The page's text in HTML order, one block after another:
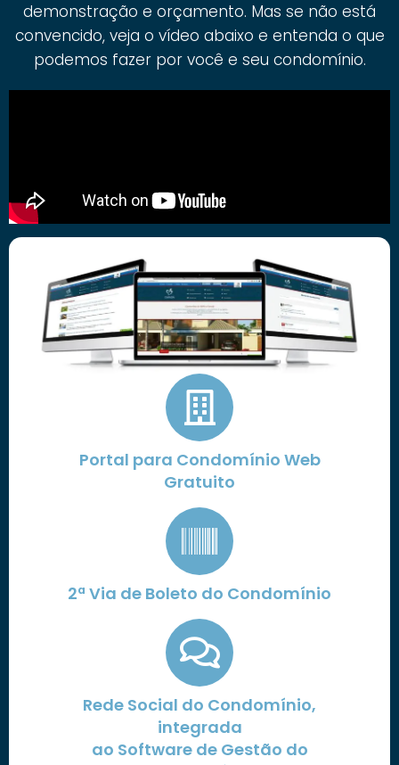
demonstração e orçamento. Mas se não está
convencido, veja o vídeo abaixo e entenda o que
podemos fazer por você e seu condomínio.
Portal para Condomínio Web
Gratuito
2ª Via de Boleto do Condomínio
Rede Social do Condomínio,
integrada
ao Software de Gestão do